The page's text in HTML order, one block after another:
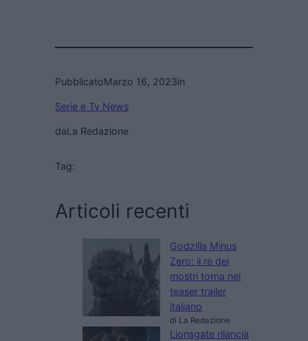
PubblicatoMarzo 16, 2023in
Serie e Tv News
daLa Redazione
Tag:
Articoli recenti
Godzilla Minus
Zero: il re dei
mostri torna nel
teaser trailer
italiano
di La Redazione
Lionsgate rilancia